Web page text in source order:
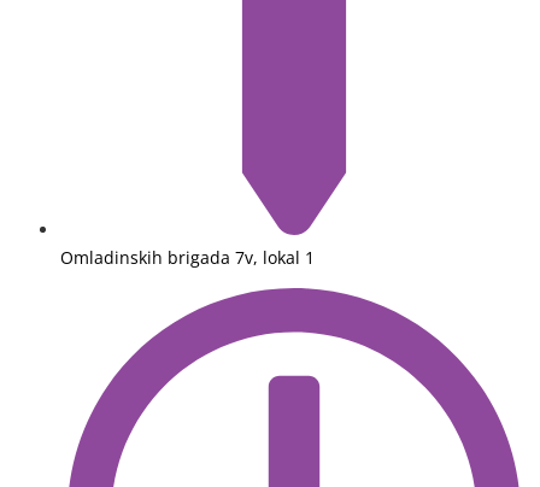
Omladinskih brigada 7v, lokal 1